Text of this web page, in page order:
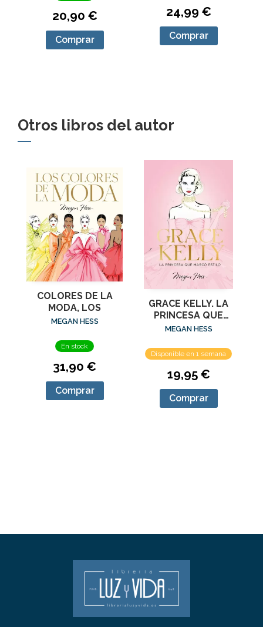
20,90 €
Comprar
24,99 €
Comprar
Otros libros del autor
COLORES DE LA
MODA, LOS
MEGAN HESS
En stock
31,90 €
Comprar
GRACE KELLY. LA
PRINCESA QUE
MARCO ESTILO
MEGAN HESS
Disponible en 1 semana
19,95 €
Comprar